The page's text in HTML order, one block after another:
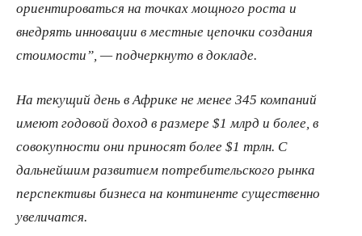
ориентироваться на точках мощного роста и
внедрять инновации в местные цепочки создания
стоимости”, — подчеркнуто в докладе.
На текущий день в Африке не менее 345 компаний
имеют годовой доход в размере $1 млрд и более, в
совокупности они приносят более $1 трлн. С
дальнейшим развитием потребительского рынка
перспективы бизнеса на континенте существенно
увеличатся.